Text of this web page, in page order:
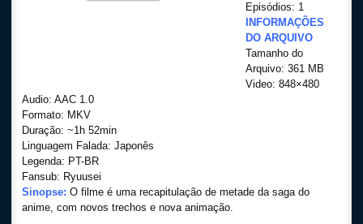
Episódios: 1
INFORMAÇÕES
DO ARQUIVO
Tamanho do
Arquivo: 361 MB
Video: 848×480
Audio: AAC 1.0
Formato: MKV
Duração: ~1h 52min
Linguagem Falada: Japonês
Legenda: PT-BR
Fansub: Ryuusei
Sinopse: O filme é uma recapitulação de metade da saga do
anime, com novos trechos e nova animação.